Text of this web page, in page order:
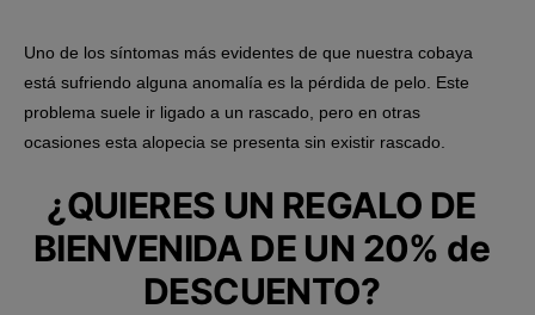
Uno de los síntomas más evidentes de que nuestra cobaya
está sufriendo alguna anomalía es la pérdida de pelo. Este
problema suele ir ligado a un rascado, pero en otras
ocasiones esta alopecia se presenta sin existir rascado.
¿QUIERES UN REGALO DE
BIENVENIDA DE UN 20% de
DESCUENTO?